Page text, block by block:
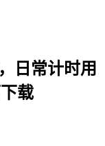
日常计时用
载